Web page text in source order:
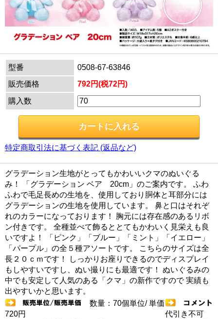
型番
0508-67-63846
販売価格
792円(税72円)
購入数
特定商取引法に基づく表記 (返品など)
グラデーション生地がとってもかわいいクマのぬいぐる
み！ 「グラデーション ベア 20cm」のご案内です。 ふわ
ふわで毛足長めの生地を、使用しており胴体と耳部分には
グラデーションの生地を使用しています。 鼻と口はそれぞ
れのカラーになっております！ 胸元には存在感のあるリボ
ン付きです。 全種並べて飾るととてもかわいく見栄えも良
いですよ！ 「ピンク」「ブルー」「ミント」「イエロー」
「パープル」の全５種アソートです。 こちらのサイズは全
長２０ｃｍです！ しっかりお座りできるのでディスプレイ
もしやすいですし、ぬい撮りにも最適です！ ぬいぐるみの
中でも安定して人気のある「クマ」の新作ですので 実績も
出やすいかと思います。
数量：70個単位/ 単価
720円
代引き不可